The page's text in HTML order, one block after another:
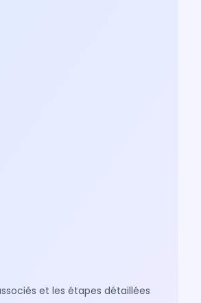
et les étapes détaillées